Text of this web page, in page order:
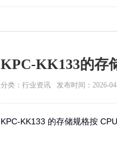
KPC-KK133的存
分类：行业资讯 发布时间：2026-
KPC‑KK133 的存储规格按